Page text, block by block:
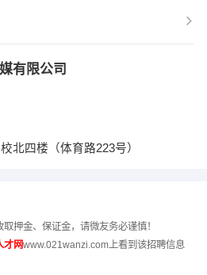
有限公司
北四楼（体育路223号）
押金、保证金，请微友务必谨慎！
才网www.021wanzi.com上看到该招聘信息